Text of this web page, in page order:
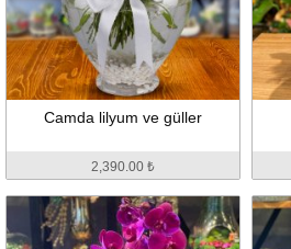
Camda lilyum ve güller
2,390.00 ₺